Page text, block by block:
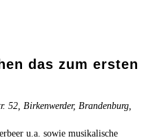
das zum ersten
52, Birkenwerder, Brandenburg,
u.a. sowie musikalische